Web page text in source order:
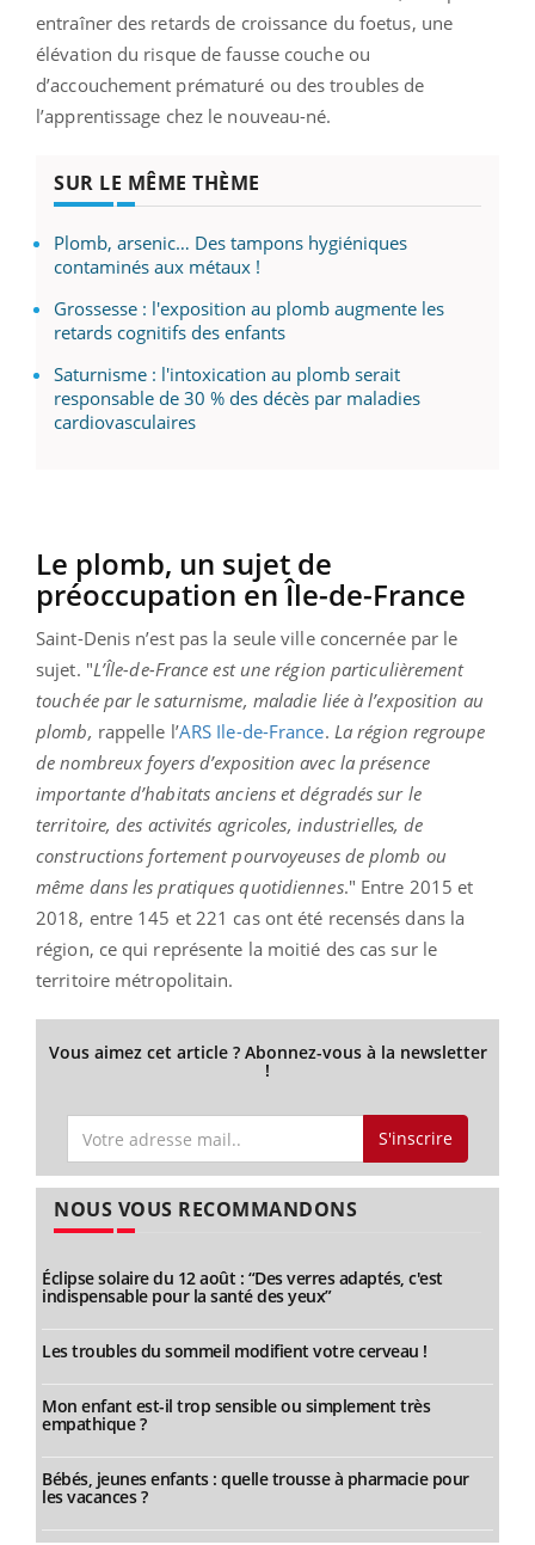
entraîner des retards de croissance du foetus, une
élévation du risque de fausse couche ou
d’accouchement prématuré ou des troubles de
l’apprentissage chez le nouveau-né.
SUR LE MÊME THÈME
Plomb, arsenic… Des tampons hygiéniques
contaminés aux métaux !
Grossesse : l'exposition au plomb augmente les
retards cognitifs des enfants
Saturnisme : l'intoxication au plomb serait
responsable de 30 % des décès par maladies
cardiovasculaires
Le plomb, un sujet de
préoccupation en Île-de-France
Saint-Denis n’est pas la seule ville concernée par le
sujet. "L ’Île-de-France est une région particulièrement
touchée par le saturnisme, maladie liée à l’exposition au
plomb, rappelle l’ARS Ile-de-France. La région regroupe
de nombreux foyers d’exposition avec la présence
importante d’habitats anciens et dégradés sur le
territoire, des activités agricoles, industrielles, de
constructions fortement pourvoyeuses de plomb ou
même dans les pratiques quotidiennes." Entre 2015 et
2018, entre 145 et 221 cas ont été recensés dans la
région, ce qui représente la moitié des cas sur le
territoire métropolitain.
Vous aimez cet article ? Abonnez-vous à la newsletter
!
S'inscrire
NOUS VOUS RECOMMANDONS
Éclipse solaire du 12 août : “Des verres adaptés, c'est
indispensable pour la santé des yeux”
Les troubles du sommeil modifient votre cerveau !
Mon enfant est-il trop sensible ou simplement très
empathique ?
Bébés, jeunes enfants : quelle trousse à pharmacie pour
les vacances ?